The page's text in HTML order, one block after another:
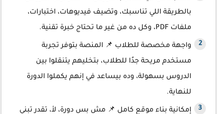
بالطريقة اللي تناسبك، وتضيف فيديوهات، اختبارات،
ملفات PDF، وكل ده من غير ما تحتاج خبرة تقنية.
واجهة مخصصة للطلاب 📌 المنصة بتوفر تجربة
مستخدم مريحة جدًا للطلاب، بتخليهم يتنقلوا بين
الدروس بسهولة، وده بيساعد في إنهم يكملوا الدورة
للنهاية.
إمكانية بناء موقع كامل 📌 مش بس دورة، لأ، تقدر تبني